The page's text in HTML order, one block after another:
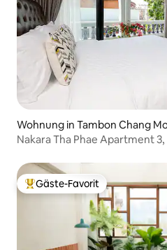
Wohnung in Tambon Chang
Nakara Tha Phae Apartment
Beliebter Gäste-Favorit.
Gäste-Favorit